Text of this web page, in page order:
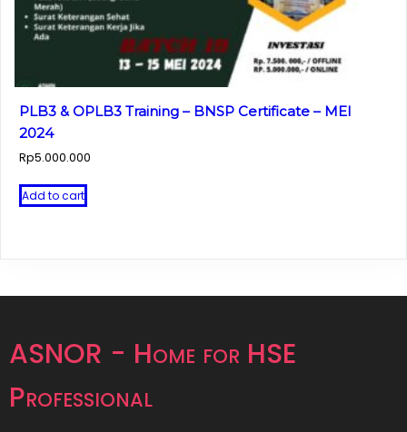
PLB3 & OPLB3 Training – BNSP Certificate – MEI
2024
Rp5.000.000
Add to cart
ASNOR - Home for HSE
Professional